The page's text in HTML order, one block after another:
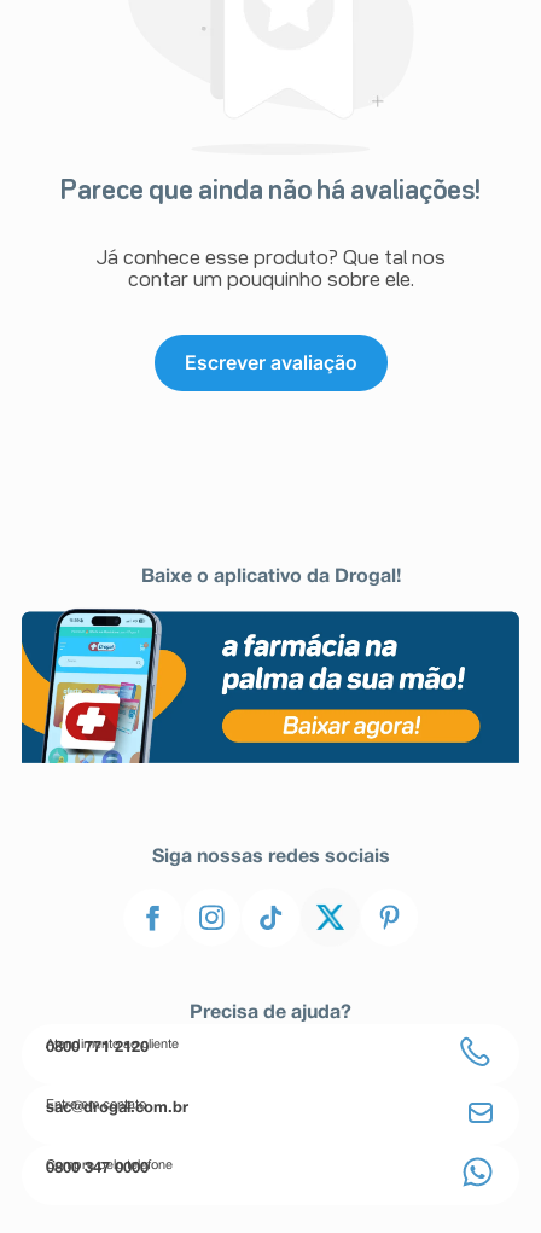
Parece que ainda não há avaliações!
Já conhece esse produto? Que tal nos
contar um pouquinho sobre ele.
Escrever avaliação
Baixe o aplicativo da Drogal!
Siga nossas redes sociais
Precisa de ajuda?
Atendimento ao cliente
0800 771 2120
Entre em contato
sac@drogal.com.br
Compre pelo telefone
0800 347 0000